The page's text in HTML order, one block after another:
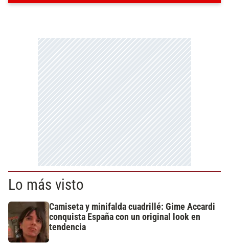
Lo más visto
Camiseta y minifalda cuadrillé: Gime Accardi
conquista España con un original look en
tendencia